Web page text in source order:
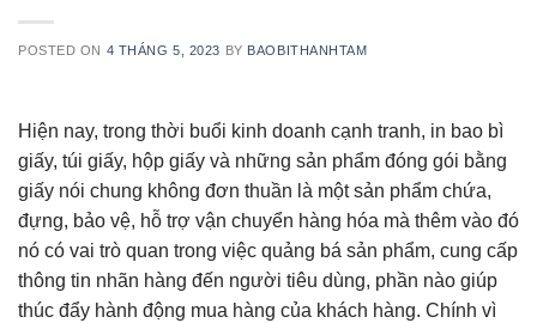
POSTED ON 4 THÁNG 5, 2023 BY BAOBITHANHTAM
Hiện nay, trong thời buổi kinh doanh cạnh tranh, in bao bì
giấy, túi giấy, hộp giấy và những sản phẩm đóng gói bằng
giấy nói chung không đơn thuần là một sản phẩm chứa,
đựng, bảo vệ, hỗ trợ vận chuyển hàng hóa mà thêm vào đó
nó có vai trò quan trong việc quảng bá sản phẩm, cung cấp
thông tin nhãn hàng đến người tiêu dùng, phần nào giúp
thúc đẩy hành động mua hàng của khách hàng. Chính vì